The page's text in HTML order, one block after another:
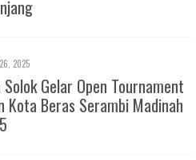
2025
Gelar Open Tournament
Kota Beras Serambi Madinah